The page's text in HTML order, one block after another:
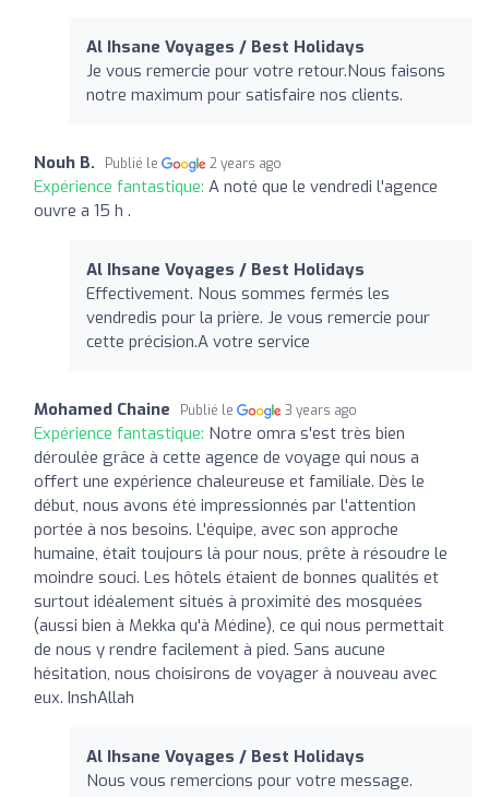
Al Ihsane Voyages / Best Holidays
Je vous remercie pour votre retour.Nous faisons
notre maximum pour satisfaire nos clients.
Nouh B. Publié le 2 years ago
Expérience fantastique: A noté que le vendredi l'agence
ouvre a 15 h .
Al Ihsane Voyages / Best Holidays
Effectivement. Nous sommes fermés les
vendredis pour la prière. Je vous remercie pour
cette précision.A votre service
Mohamed Chaine Publié le 3 years ago
Expérience fantastique: Notre omra s'est très bien
déroulée grâce à cette agence de voyage qui nous a
offert une expérience chaleureuse et familiale. Dès le
début, nous avons été impressionnés par l'attention
portée à nos besoins. L'équipe, avec son approche
humaine, était toujours là pour nous, prête à résoudre le
moindre souci. Les hôtels étaient de bonnes qualités et
surtout idéalement situés à proximité des mosquées
(aussi bien à Mekka qu'à Médine), ce qui nous permettait
de nous y rendre facilement à pied. Sans aucune
hésitation, nous choisirons de voyager à nouveau avec
eux. InshAllah
Al Ihsane Voyages / Best Holidays
Nous vous remercions pour votre message.